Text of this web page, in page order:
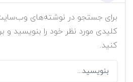
برای جستجو در نوشته‌های
کلیدی مورد نظر خود را بنویسید و
کنید.